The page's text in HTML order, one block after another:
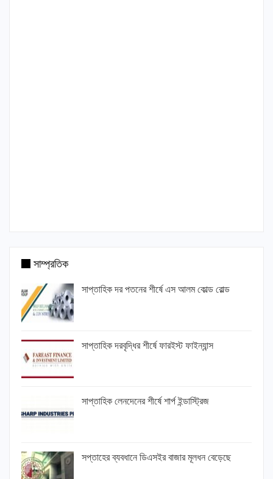
সাম্প্রতিক
সাপ্তাহিক দর পতনের শীর্ষে এস আলম কোল্ড রোল্ড
সাপ্তাহিক দরবৃদ্ধির শীর্ষে ফারইস্ট ফাইন্যান্স
সাপ্তাহিক লেনদেনের শীর্ষে শার্প ইন্ডাস্ট্রিজ
সপ্তাহের ব্যবধানে ডিএসইর বাজার মূলধন বেড়েছে